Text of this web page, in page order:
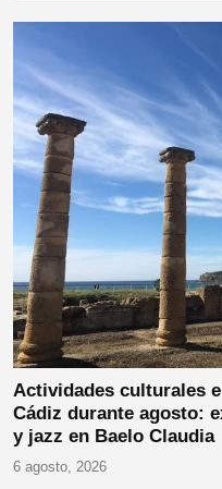
Actividades culturales
Cádiz durante agosto:
y jazz en Baelo Claudia
6 agosto, 2026